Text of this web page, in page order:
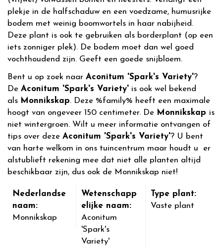
plekje in de halfschaduw en een voedzame, humusrijke
bodem met weinig boomwortels in haar nabijheid.
Deze plant is ook te gebruiken als borderplant (op een
iets zonniger plek). De bodem moet dan wel goed
vochthoudend zijn. Geeft een goede snijbloem.
Bent u op zoek naar Aconitum 'Spark's Variety'?
De Aconitum 'Spark's Variety' is ook wel bekend
als Monnikskap. Deze %family% heeft een maximale
hoogt van ongeveer 150 centimeter. De Monnikskap is
niet wintergroen. Wilt u meer informatie ontvangen of
tips over deze Aconitum 'Spark's Variety'? U bent
van harte welkom in ons tuincentrum maar houdt u er
alstublieft rekening mee dat niet alle planten altijd
beschikbaar zijn, dus ook de Monnikskap niet!
Nederlandse
naam:
Monnikskap
Wetenschapp
elijke naam:
Aconitum
'Spark's
Variety'
Type plant:
Vaste plant